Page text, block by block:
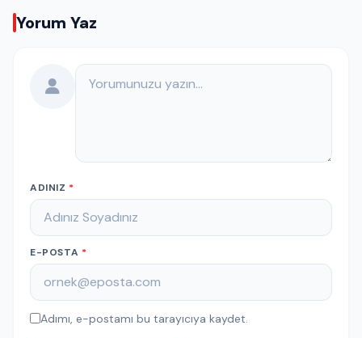
Yorum Yaz
Yorumunuz
ADINIZ *
E-POSTA *
Adımı, e-postamı bu tarayıcıya kaydet.